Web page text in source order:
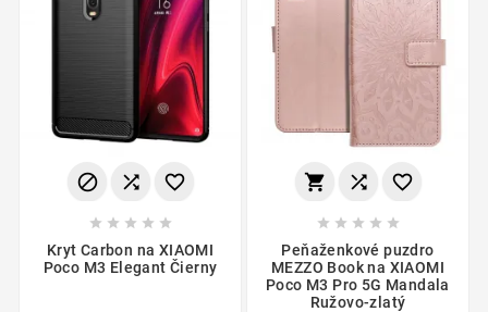
  
    
Kryt Carbon na XIAOMI
Poco M3 Elegant Čierny
  
    
Peňaženkové puzdro
MEZZO Book na XIAOMI
Poco M3 Pro 5G Mandala
Ružovo-zlatý